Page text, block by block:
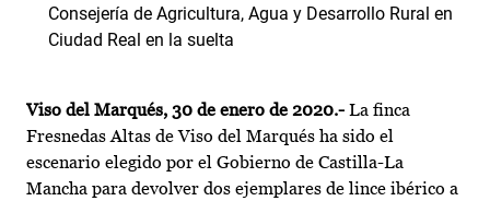
Consejería de Agricultura, Agua y Desarrollo Rural en
Ciudad Real en la suelta
Viso del Marqués, 30 de enero de 2020.- La finca
Fresnedas Altas de Viso del Marqués ha sido el
escenario elegido por el Gobierno de Castilla-La
Mancha para devolver dos ejemplares de lince ibérico a